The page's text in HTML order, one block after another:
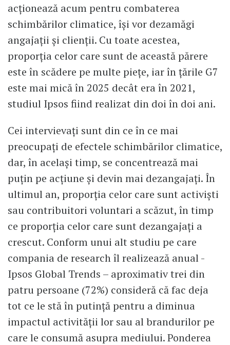
acționează acum pentru combaterea
schimbărilor climatice, își vor dezamăgi
angajații și clienții. Cu toate acestea,
proporția celor care sunt de această părere
este în scădere pe multe piețe, iar în țările G7
este mai mică în 2025 decât era în 2021,
studiul Ipsos fiind realizat din doi în doi ani.
Cei intervievați sunt din ce în ce mai
preocupați de efectele schimbărilor climatice,
dar, în același timp, se concentrează mai
puțin pe acțiune și devin mai dezangajați. În
ultimul an, proporția celor care sunt activiști
sau contribuitori voluntari a scăzut, în timp
ce proporția celor care sunt dezangajați a
crescut. Conform unui alt studiu pe care
compania de research îl realizează anual -
Ipsos Global Trends – aproximativ trei din
patru persoane (72%) consideră că fac deja
tot ce le stă în putință pentru a diminua
impactul activității lor sau al brandurilor pe
care le consumă asupra mediului. Ponderea